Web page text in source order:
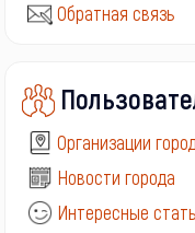
Обратная связь
Организации
Новости города
Интересные